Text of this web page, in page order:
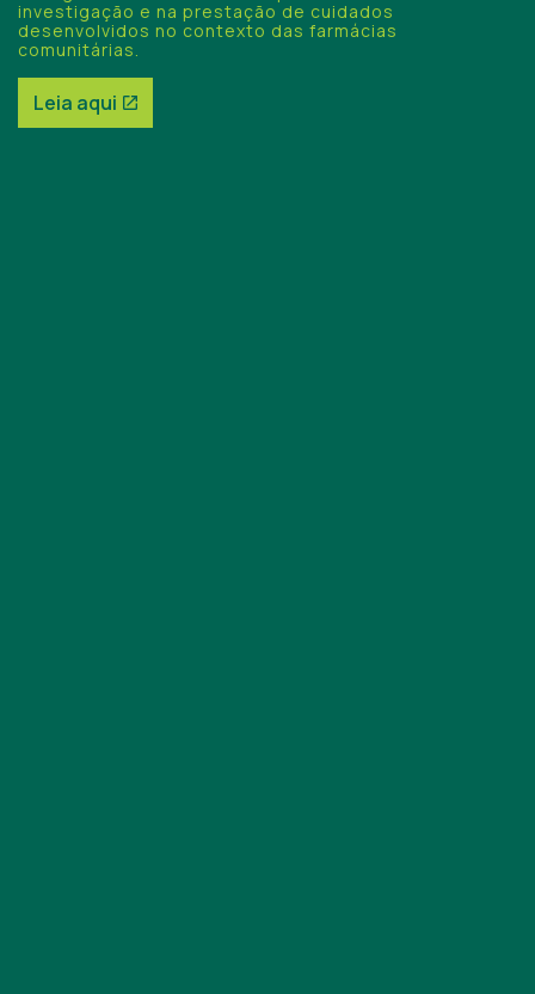
investigação e na prestação de cuidados
desenvolvidos no contexto das farmácias
comunitárias.
Leia aqui
Saiba mais
destaque.
Leia aqui